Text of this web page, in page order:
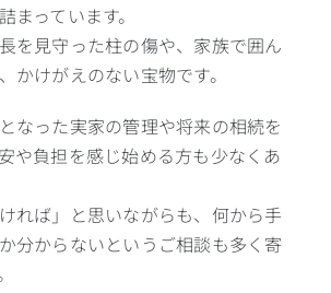
まっています。
を見守った柱の傷や、家族で囲ん
かけがえのない宝物です。
なった実家の管理や将来の相続を
や負担を感じ始める方も少なくあ
れば」と思いながらも、何から手
分からないというご相談も多く寄